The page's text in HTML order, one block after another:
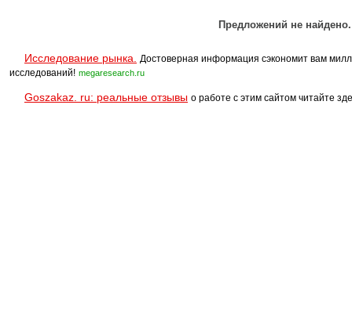
Предложений не найдено.
Исследование рынка.
Достоверная информация сэкономит вам
исследований! megaresearch.ru
Goszakaz. ru: реальные отзывы о работе с этим сайтом читайте